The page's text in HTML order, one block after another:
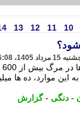
10
11
12
13
شود؟
موارد، ده ها
- دنگی -گزارش